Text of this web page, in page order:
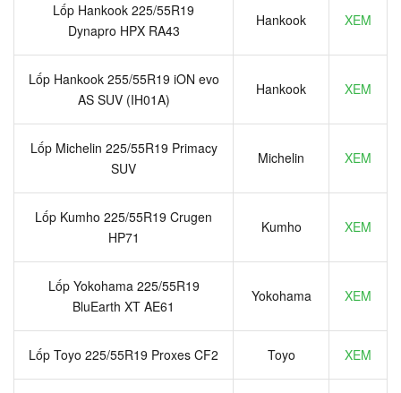
Lốp Hankook 225/55R19
Dynapro HPX RA43
Hankook XEM
Lốp Hankook 255/55R19 iON evo
AS SUV (IH01A)
Hankook XEM
Lốp Michelin 225/55R19 Primacy
SUV
Michelin XEM
Lốp Kumho 225/55R19 Crugen
HP71
Kumho XEM
Lốp Yokohama 225/55R19
BluEarth XT AE61
Yokohama XEM
Lốp Toyo 225/55R19 Proxes CF2 Toyo XEM